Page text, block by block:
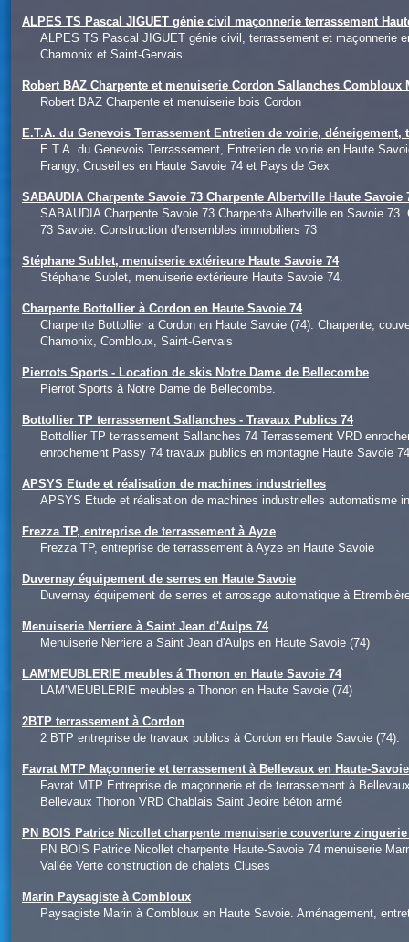
ALPES TS Pascal JIGUET génie civil maçonnerie terrassement
ALPES TS Pascal JIGUET génie civil, terrassement et maçonnerie
Chamonix et Saint-Gervais
Robert BAZ Charpente et menuiserie Cordon Sallanches Combloux
Robert BAZ Charpente et menuiserie bois Cordon
E.T.A. du Genevois Terrassement Entretien de voirie, déneigement,
E.T.A. du Genevois Terrassement, Entretien de voirie en Haute
Frangy, Cruseilles en Haute Savoie 74 et Pays de Gex
SABAUDIA Charpente Savoie 73 Charpente Albertville Haute
SABAUDIA Charpente Savoie 73 Charpente Albertville en Savoie
73 Savoie. Construction d'ensembles immobiliers 73
Stéphane Sublet, menuiserie extérieure Haute Savoie 74
Stéphane Sublet, menuiserie extérieure Haute Savoie 74.
Charpente Bottollier à Cordon en Haute Savoie 74
Charpente Bottollier a Cordon en Haute Savoie (74). Charpente,
Chamonix, Combloux, Saint-Gervais
Pierrots Sports - Location de skis Notre Dame de Bellecombe
Pierrot Sports à Notre Dame de Bellecombe.
Bottollier TP terrassement Sallanches - Travaux Publics 74
Bottollier TP terrassement Sallanches 74 Terrassement VRD
enrochement Passy 74 travaux publics en montagne Haute Savoie 74
APSYS Etude et réalisation de machines industrielles
APSYS Etude et réalisation de machines industrielles automatisme
Frezza TP, entreprise de terrassement à Ayze
Frezza TP, entreprise de terrassement à Ayze en Haute Savoie
Duvernay équipement de serres en Haute Savoie
Duvernay équipement de serres et arrosage automatique à
Menuiserie Nerriere à Saint Jean d'Aulps 74
Menuiserie Nerriere a Saint Jean d'Aulps en Haute Savoie (74)
LAM'MEUBLERIE meubles á Thonon en Haute Savoie 74
LAM'MEUBLERIE meubles a Thonon en Haute Savoie (74)
2BTP terrassement à Cordon
2 BTP entreprise de travaux publics à Cordon en Haute Savoie (74).
Favrat MTP Maçonnerie et terrassement à Bellevaux en Haute-
Favrat MTP Entreprise de maçonnerie et de terrassement à
Bellevaux Thonon VRD Chablais Saint Jeoire béton armé
PN BOIS Patrice Nicollet charpente menuiserie couverture
PN BOIS Patrice Nicollet charpente Haute-Savoie 74 menuiserie
Vallée Verte construction de chalets Cluses
Marin Paysagiste à Combloux
Paysagiste Marin à Combloux en Haute Savoie. Aménagement,